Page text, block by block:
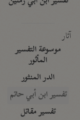
آثار
موسوعة التفسير
المأثور
الدر المنثور
تفسير ابن أبي حاتم
تفسير مقاتل